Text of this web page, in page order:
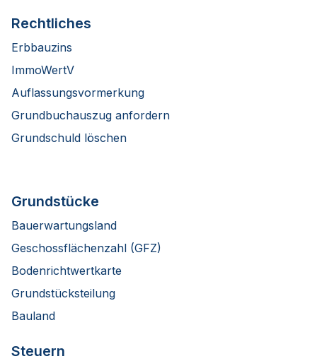
Rechtliches
Erbbauzins
ImmoWertV
Auflassungsvormerkung
Grundbuchauszug anfordern
Grundschuld löschen
Grundstücke
Bauerwartungsland
Geschossflächenzahl (GFZ)
Bodenrichtwertkarte
Grundstücksteilung
Bauland
Steuern